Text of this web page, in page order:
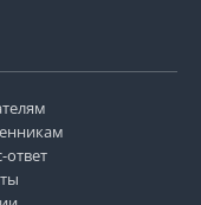
ответ